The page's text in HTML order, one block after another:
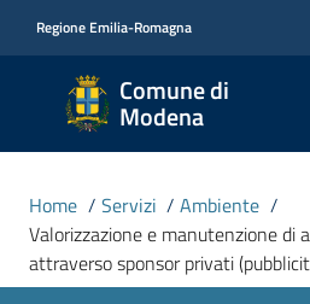
Regione Emilia-Romagna
Comune di
Modena
Comune
di
Modena
CIVICA
MONET
Home / Servizi / Ambiente /
Valorizzazione e manutenzione di
attraverso sponsor privati